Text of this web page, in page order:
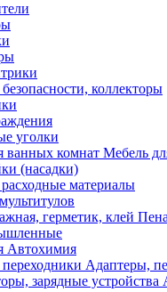
коллекторы
уголки
Мебель
(насадки)
материалы
Автохимия
Адаптеры,